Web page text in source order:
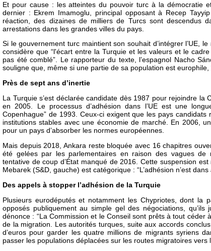
Et pour cause : les atteintes du pouvoir turc à la démocratie
dernier : Ekrem Imamoglu, principal opposant à Recep
réaction, des dizaines de milliers de Turcs sont descendus
arrestations dans les grandes villes du pays.
Si le gouvernement turc maintient son souhait d’intégrer l’UE,
considère que “l'écart entre la Turquie et les valeurs et le
pas été comblé”. Le rapporteur du texte, l’espagnol Nacho
souligne que, même si une partie de sa population est
Près de sept ans d’inertie
La Turquie s’est déclarée candidate dès 1987 pour rejoindre
en 2005. Le processus d’adhésion dans l’UE est une
Copenhague” de 1993. Ceux-ci exigent que les pays
institutions stables avec une économie de marché. En 2006,
pour un pays d’absorber les normes européennes.
Mais depuis 2018, Ankara reste bloquée avec 16 chapitres
été gelées par les parlementaires en raison des vagues de
tentative de coup d’État manqué de 2016. Cette suspension
Mebarek (S&D, gauche) est catégorique : “L’adhésion n’est dans
Des appels à stopper l’adhésion de la Turquie
Plusieurs eurodéputés et notamment les Chypriotes, dont
opposés publiquement au simple gel des négociations,
dénonce : “La Commission et le Conseil sont prêts à tout
de la migration. Les autorités turques, suite aux accords
d’euros pour garder les quatre millions de migrants syriens
passer les populations déplacées sur les routes migratoires vers